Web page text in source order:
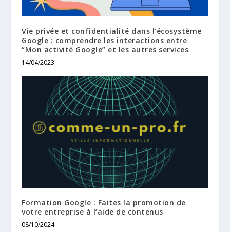
Vie privée et confidentialité dans l’écosystème
Google : comprendre les interactions entre
“Mon activité Google” et les autres services
14/04/2023
Formation Google : Faites la promotion de
votre entreprise à l’aide de contenus
08/10/2024